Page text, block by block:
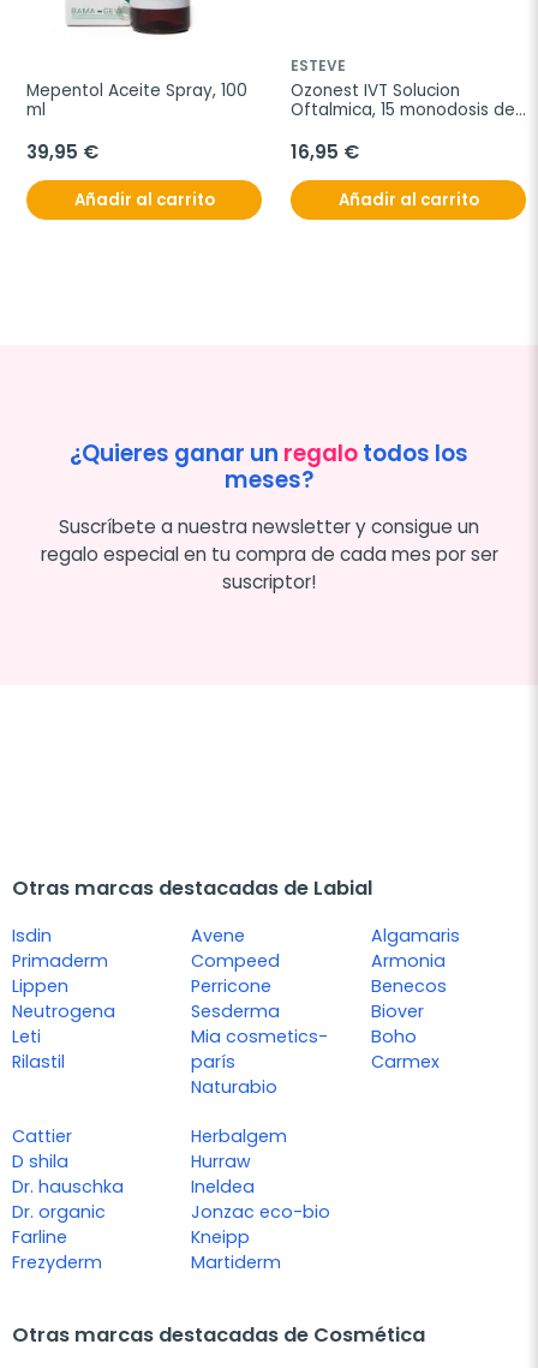
Mepentol Aceite Spray, 100
ml
39,95 €
Añadir al carrito
ESTEVE
Ozonest IVT Solucion
Oftalmica, 15 monodosis de
16,95 €
Añadir al carrito
¿Quieres ganar un regalotodos los
meses?
Suscríbete a nuestra newsletter y consigue un
regalo especial en tu compra de cada mes por ser
suscriptor!
Otras marcas destacadas de Labial
Isdin
Primaderm
Lippen
Neutrogena
Leti
Rilastil
Avene
Compeed
Perricone
Sesderma
Mia cosmetics-
parís
Naturabio
Algamaris
Armonia
Benecos
Biover
Boho
Carmex
Cattier
D shila
Dr. hauschka
Dr. organic
Farline
Frezyderm
Herbalgem
Hurraw
Ineldea
Jonzac eco-bio
Kneipp
Martiderm
Otras marcas destacadas de Cosmética